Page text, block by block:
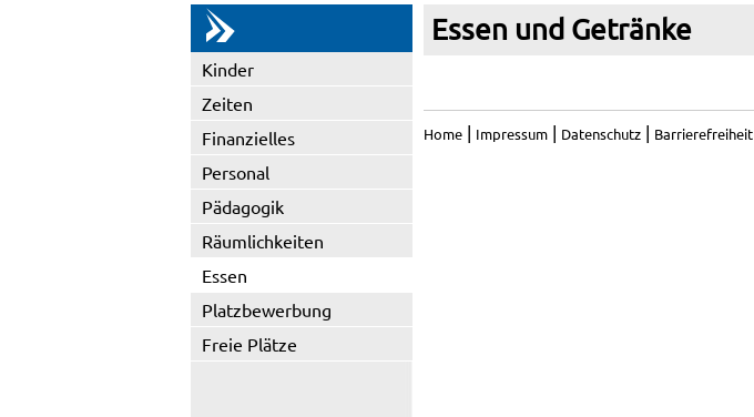
Kinder
Zeiten
Finanzielles
Personal
Pädagogik
Räumlichkeiten
Essen
Platzbewerbung
Freie Plätze
Essen und Getränke
Home | Impressum | Datenschutz | Barrierefreiheit